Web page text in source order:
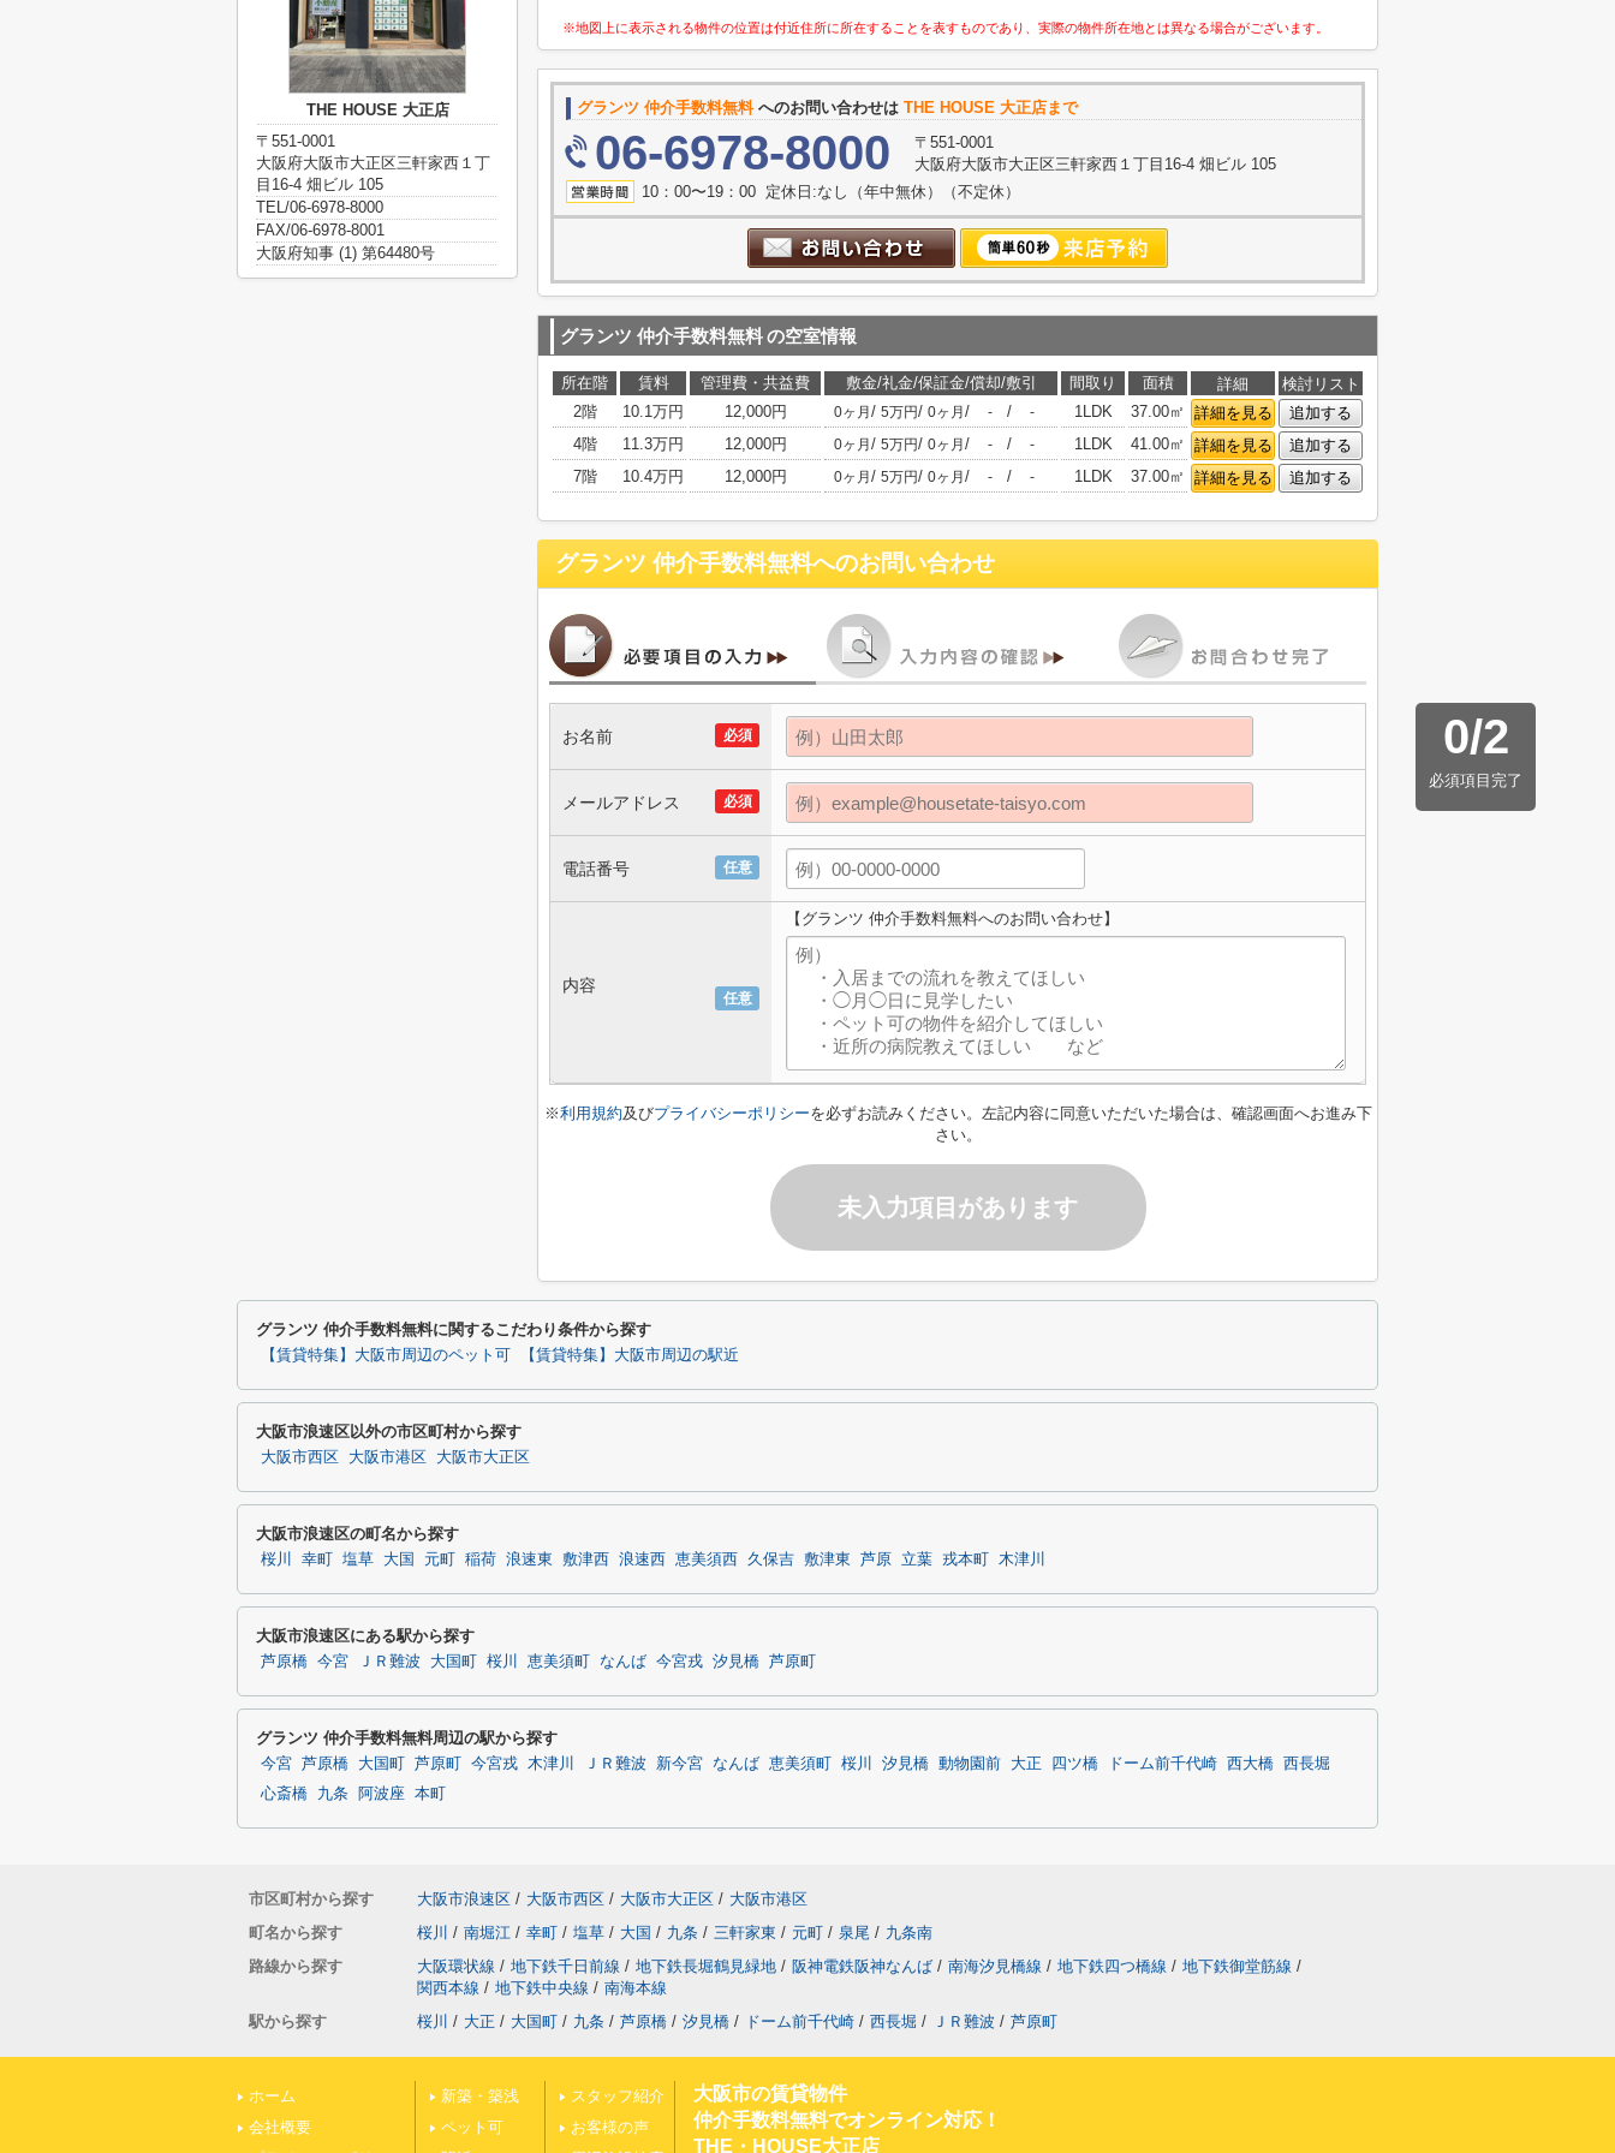
※地図上に表示される物件の位置は付近住所に所在することを表すものであり、実際の物件所在地とは異なる場合がございます。
グランツ 仲介手数料無料へのお問い合わせは THE HOUSE 大正店まで
06-6978-8000
〒551-0001
大阪府大阪市大正区三軒家西１丁目16-4 畑ビル 105
10：00〜19：00 定休日:なし（年中無休）（不定休）
グランツ 仲介手数料無料の空室情報
所在階 賃料 管理費・共益費 敷金/礼金/保証金/償却/敷引 間取り 面積 詳細
検討リスト
2階
10.1万円 12,000円 0ヶ月 / 5万円/ 0ヶ月 / - / - 1LDK 37.00㎡ 詳細を見る
追加する
4階
11.3万円 12,000円 0ヶ月 / 5万円/ 0ヶ月 / - / - 1LDK 41.00㎡ 詳細を見る
追加する
7階
10.4万円 12,000円 0ヶ月 / 5万円/ 0ヶ月 / - / - 1LDK 37.00㎡ 詳細を見る 追加する
グランツ 仲介手数料無料へのお問い合わせ
0/2
必須項目完了
必須
お名前
必須
メールアドレス
任意
電話番号
任意
内容
【グランツ 仲介手数料無料へのお問い合わせ】
※利用規約及びプライバシーポリシーを必ずお読みください。左記内容に同意いただいた場合は、確認画面へお進み下
さい。
未入力項目があります
THE HOUSE 大正店
〒551-0001
大阪府大阪市大正区三軒家西１丁
目16-4 畑ビル 105
TEL/06-6978-8000
FAX/06-6978-8001
大阪府知事 (1) 第64480号
グランツ 仲介手数料無料に関するこだわり条件から探す
【賃貸特集】大阪市周辺のペット可 【賃貸特集】大阪市周辺の駅近
大阪市浪速区以外の市区町村から探す
大阪市西区 大阪市港区 大阪市大正区
大阪市浪速区の町名から探す
桜川 幸町 塩草 大国 元町 稲荷 浪速東 敷津西 浪速西 恵美須西 久保吉 敷津東 芦原 立葉 戎本町 木津川
大阪市浪速区にある駅から探す
芦原橋 今宮 ＪＲ難波 大国町 桜川 恵美須町 なんば 今宮戎 汐見橋 芦原町
グランツ 仲介手数料無料周辺の駅から探す
今宮 芦原橋 大国町 芦原町 今宮戎 木津川 ＪＲ難波 新今宮 なんば 恵美須町 桜川 汐見橋 動物園前 大正 四ツ橋 ドーム前千代崎 西大橋
西長堀
心斎橋
九条 阿波座 本町
市区町村から探す 大阪市浪速区 / 大阪市西区 / 大阪市大正区 / 大阪市港区
町名から探す
桜川 / 南堀江 / 幸町 / 塩草 / 大国 / 九条 / 三軒家東 / 元町 / 泉尾 / 九条南
路線から探す
大阪環状線 / 地下鉄千日前線 / 地下鉄長堀鶴見緑地 / 阪神電鉄阪神なんば / 南海汐見橋線 / 地下鉄四つ橋線 / 地下鉄御堂筋線 /
関西本線 / 地下鉄中央線 / 南海本線
駅から探す
桜川 / 大正 / 大国町 / 九条 / 芦原橋 / 汐見橋 / ドーム前千代崎 / 西長堀 / ＪＲ難波 / 芦原町
ホーム
会社概要
新築・築浅
ペット可
スタッフ紹介
お客様の声
大阪市の賃貸物件
仲介手数料無料でオンライン対応！
THE・HOUSE大正店